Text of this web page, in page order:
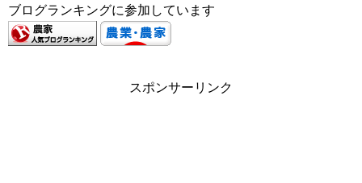
ブログランキングに参加しています
スポンサーリンク